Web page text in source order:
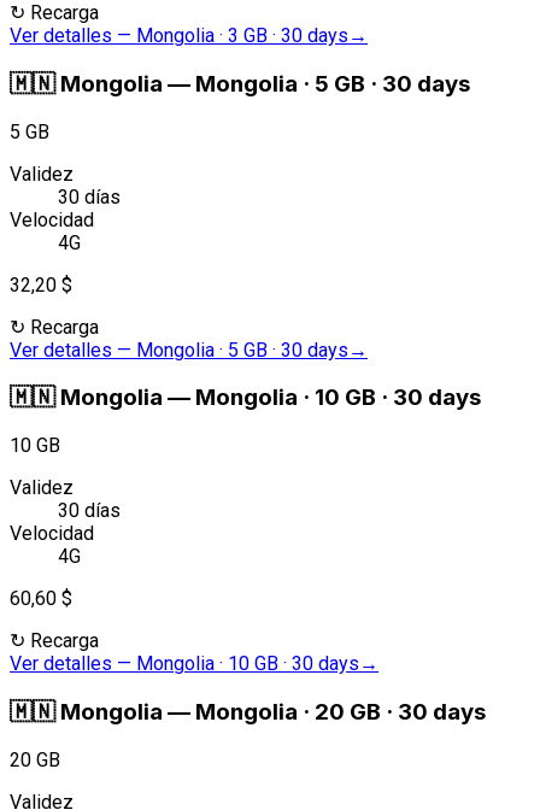
↻ Recarga
Ver detalles — Mongolia · 3 GB · 30 days →
🇲🇳 Mongolia — Mongolia · 5 GB · 30 days
5 GB
Validez
30 días
Velocidad
4G
32,20 $
↻ Recarga
Ver detalles — Mongolia · 5 GB · 30 days →
🇲🇳 Mongolia — Mongolia · 10 GB · 30 days
10 GB
Validez
30 días
Velocidad
4G
60,60 $
↻ Recarga
Ver detalles — Mongolia · 10 GB · 30 days →
🇲🇳 Mongolia — Mongolia · 20 GB · 30 days
20 GB
Validez